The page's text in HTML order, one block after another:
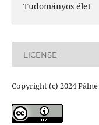
Tudományos élet
LICENSE
Copyright (c) 2024